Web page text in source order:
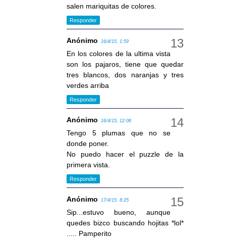
salen mariquitas de colores.
Responder
Anónimo 16/4/15, 1:59
En los colores de la ultima vista
son los pajaros, tiene que quedar
tres blancos, dos naranjas y tres
verdes arriba
Responder
Anónimo 16/4/15, 12:08
Tengo 5 plumas que no se
donde poner.
No puedo hacer el puzzle de la
primera vista.
Responder
Anónimo 17/4/15, 8:25
Sip...estuvo bueno, aunque
quedes bizco buscando hojitas *lol*
..... Pamperito